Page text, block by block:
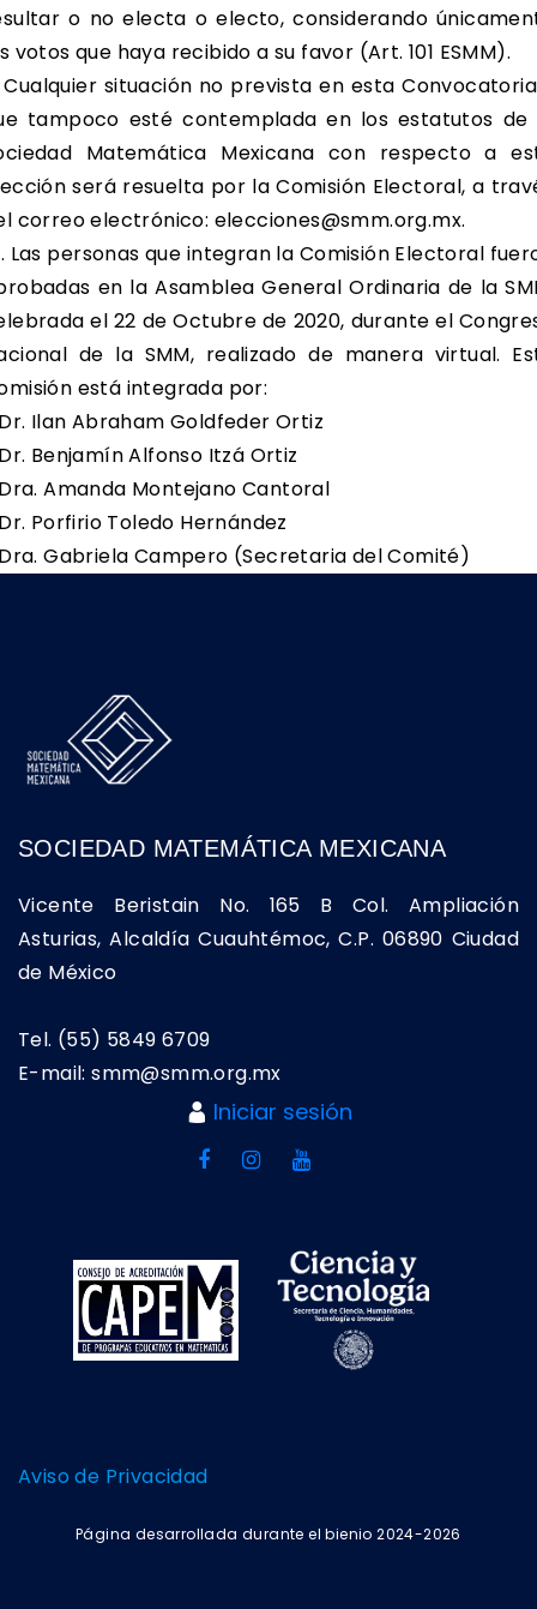
o no electa o electo, considerando
votos que haya recibido a su favor (Art. 101 ESMM).
Cualquier situación no prevista en esta
tampoco esté contemplada en los estatutos de
Matemática Mexicana con respecto a
será resuelta por la Comisión Electoral, a
correo electrónico: elecciones@smm.org.mx.
Las personas que integran la Comisión Electoral
en la Asamblea General Ordinaria de la
el 22 de Octubre de 2020, durante el
de la SMM, realizado de manera virtual.
está integrada por:
Ilan Abraham Goldfeder Ortiz
Benjamín Alfonso Itzá Ortiz
Amanda Montejano Cantoral
Porfirio Toledo Hernández
Gabriela Campero (Secretaria del Comité)
SOCIEDAD MATEMÁTICA MEXICANA
Vicente Beristain No. 165 B Col. Ampliación
Asturias, Alcaldía Cuauhtémoc, C.P. 06890 Ciudad
de México
Tel. (55) 5849 6709
E-mail: smm@smm.org.mx
Iniciar sesión
Aviso de Privacidad
Página desarrollada durante el bienio 2024-2026